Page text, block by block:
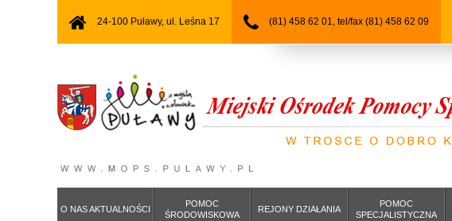
24-100 Puławy, ul. Leśna 17 (81) 458 62 01, tel/fax (81) 458 62 09
O NAS AKTUALNOŚCI
POMOC
ŚRODOWISKOWA
REJONY DZIAŁANIA
POMOC
SPECJALISTYCZNA